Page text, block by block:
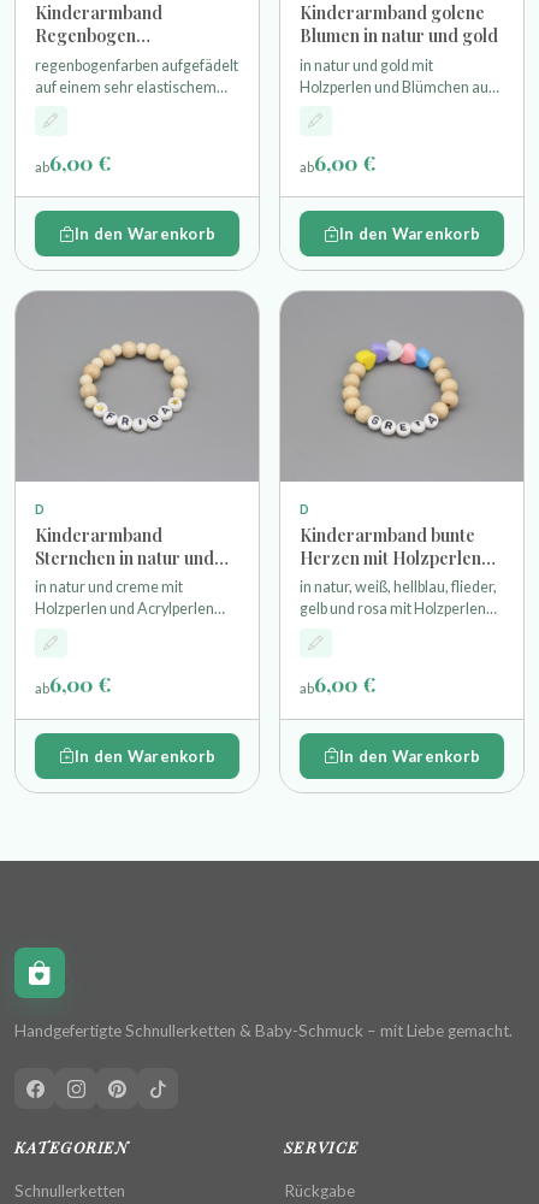
Kinderarmband
Regenbogen
regenbogenfarben
regenbogenfarben aufgefädelt
auf einem sehr elastischem
Stretchband
ab6,00 €
In den Warenkorb
Kinderarmband golene
Blumen in natur und gold
in natur und gold mit
Holzperlen und Blümchen aus
Metall als Motivperlen
aufgefädelt auf einem sehr
elastischem Stretchband
ab6,00 €
In den Warenkorb
D
Kinderarmband
Sternchen in natur und
creme mit Namen
in natur und creme mit
Holzperlen und Acrylperlen
und zwei Sternen als
Motivperlen aufgefädelt auf
einem sehr elastischem
Stretchband Die Länge des
Armbandes beträgt ca.15cm
ab6,00 €
In den Warenkorb
D
Kinderarmband bunte
Herzen mit Holzperlen
und Name
in natur, weiß, hellblau, flieder,
gelb und rosa mit Holzperlen
und fünf Herzen als
Motivperlen aufgefädelt auf
einem sehr elastischem
Stretchband
ab6,00 €
In den Warenkorb
Handgefertigte Schnullerketten & Baby-Schmuck – mit Liebe gemacht.
KATEGORIEN
Schnullerketten
SERVICE
Rückgabe